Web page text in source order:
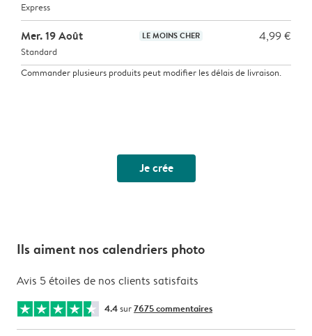
Express
Mer. 19 Août LE MOINS CHER 4,99 €
Standard
Commander plusieurs produits peut modifier les délais de livraison.
Je crée
Ils aiment nos calendriers photo
Avis 5 étoiles de nos clients satisfaits
4.4sur7675 commentaires